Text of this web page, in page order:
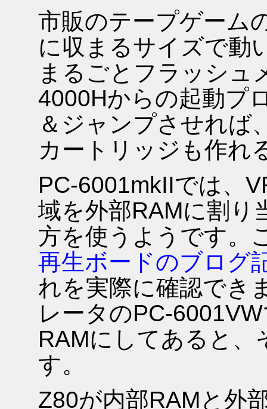
市販のテープゲーム
に収まるサイズで動
まるごとフラッシュ
4000Hからの起動プ
＆ジャンプさせれば
カートリッジも作れ
PC-6001mkIIでは、
域を外部RAMに割り
方を使うようです。
再生ボードのブログ
れを実際に確認でき
レータのPC-
RAMにしてあると
す。
Z80が内部RAMと外